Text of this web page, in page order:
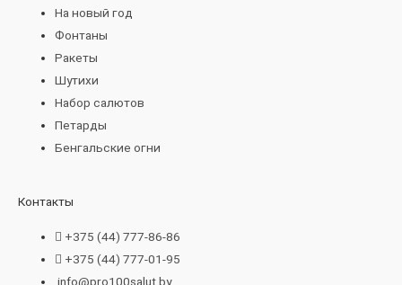
На новый год
Фонтаны
Ракеты
Шутихи
Набор салютов
Петарды
Бенгальские огни
Контакты
+375 (44) 777-86-86
+375 (44) 777-01-95
info@pro100salut.by